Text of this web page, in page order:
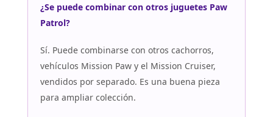
¿Se puede combinar con otros juguetes Paw
Patrol?
Sí. Puede combinarse con otros cachorros,
vehículos Mission Paw y el Mission Cruiser,
vendidos por separado. Es una buena pieza
para ampliar colección.